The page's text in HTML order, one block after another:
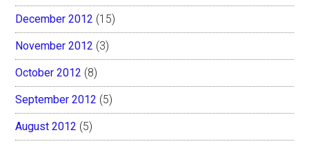
December 2012 (15)
November 2012 (3)
October 2012 (8)
September 2012 (5)
August 2012 (5)